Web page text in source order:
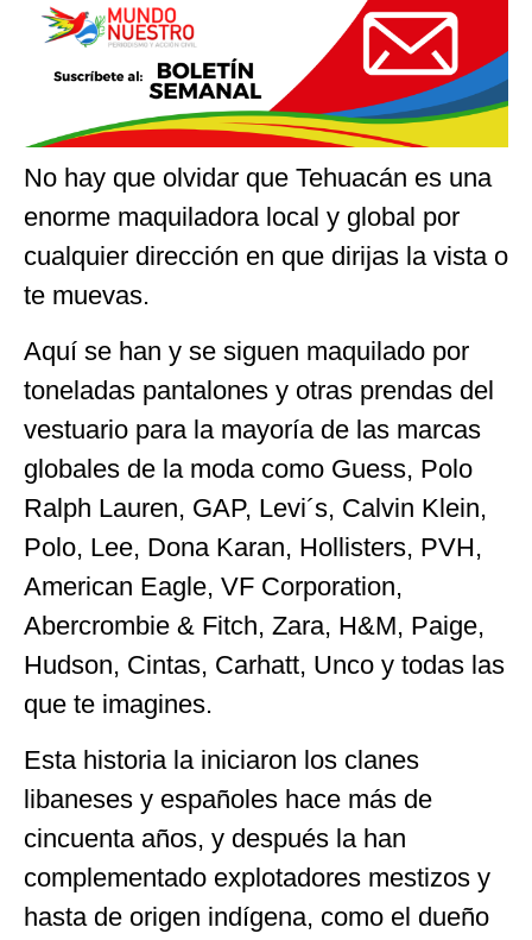
No hay que olvidar que Tehuacán es una
enorme maquiladora local y global por
cualquier dirección en que dirijas la vista o
te muevas.
Aquí se han y se siguen maquilado por
toneladas pantalones y otras prendas del
vestuario para la mayoría de las marcas
globales de la moda como Guess, Polo
Ralph Lauren, GAP, Levi´s, Calvin Klein,
Polo, Lee, Dona Karan, Hollisters, PVH,
American Eagle, VF Corporation,
Abercrombie & Fitch, Zara, H&M, Paige,
Hudson, Cintas, Carhatt, Unco y todas las
que te imagines.
Esta historia la iniciaron los clanes
libaneses y españoles hace más de
cincuenta años, y después la han
complementado explotadores mestizos y
hasta de origen indígena, como el dueño